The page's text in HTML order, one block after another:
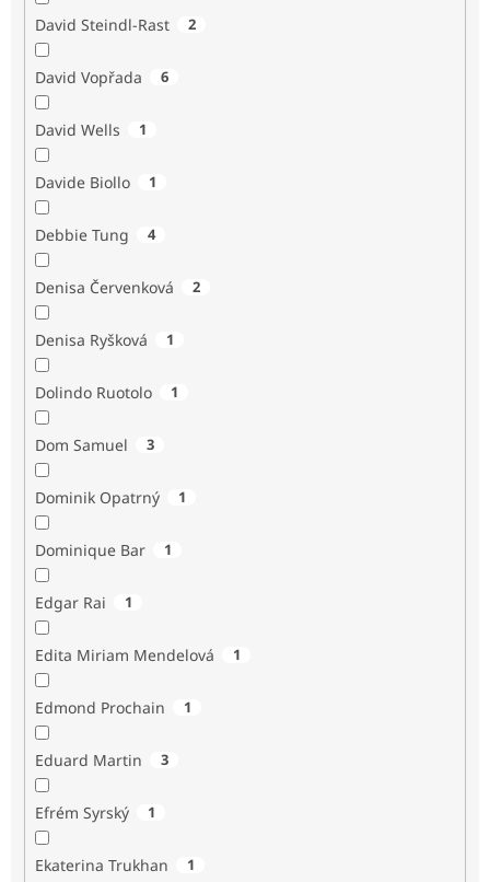
David Steindl-Rast 2
David Vopřada 6
David Wells 1
Davide Biollo 1
Debbie Tung 4
Denisa Červenková 2
Denisa Ryšková 1
Dolindo Ruotolo 1
Dom Samuel 3
Dominik Opatrný 1
Dominique Bar 1
Edgar Rai 1
Edita Miriam Mendelová 1
Edmond Prochain 1
Eduard Martin 3
Efrém Syrský 1
Ekaterina Trukhan 1